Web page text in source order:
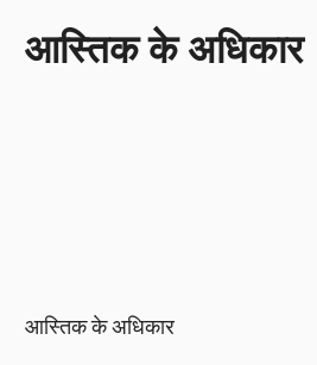
आस्तिक के अधिकार
आस्तिक के अधिकार